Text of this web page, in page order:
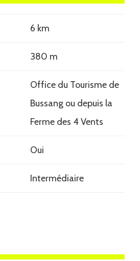
6 km
380 m
Office du Tourisme de
Bussang ou depuis la
Ferme des 4 Vents
Oui
Intermédiaire